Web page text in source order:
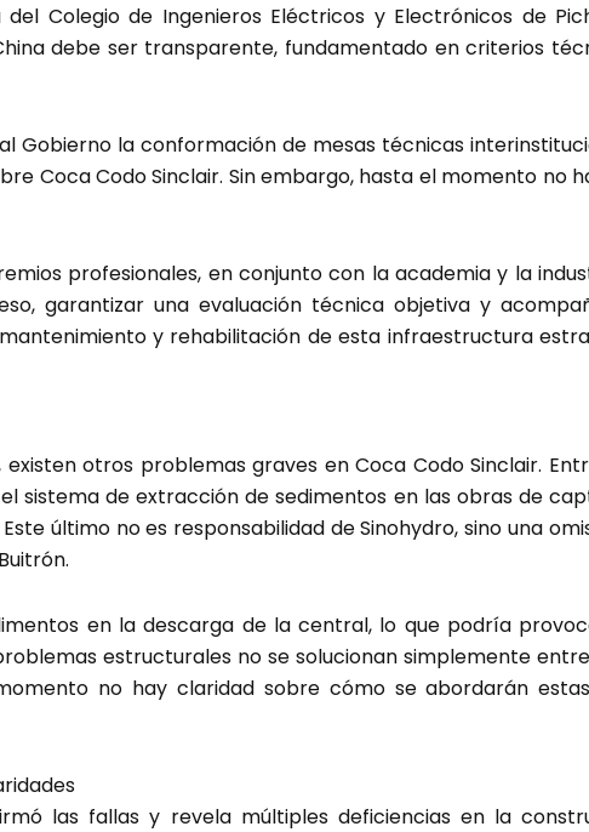
Colegio de Ingenieros Eléctricos y Electrónicos de
debe ser transparente, fundamentado en criterios
Gobierno la conformación de mesas técnicas
Coca Codo Sinclair. Sin embargo, hasta el momento no
profesionales, en conjunto con la academia y la
garantizar una evaluación técnica objetiva y
y rehabilitación de esta infraestructura
otros problemas graves en Coca Codo Sinclair.
sistema de extracción de sedimentos en las obras de
último no es responsabilidad de Sinohydro, sino una
en la descarga de la central, lo que podría
estructurales no se solucionan simplemente
no hay claridad sobre cómo se abordarán
las fallas y revela múltiples deficiencias en la